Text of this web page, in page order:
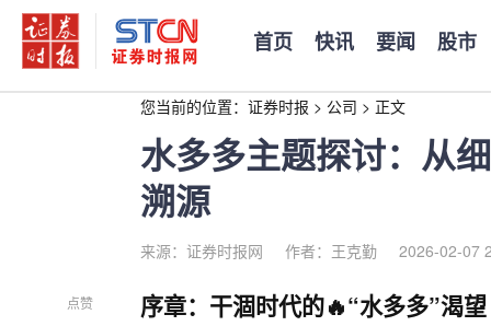
首页 快讯 要闻 股市
您当前的位置： 证券时报 > 公司 > 正文
水多多主题探讨：从
溯源
来源：证券时报网 作者：王克勤 2026-02-07
点赞 序章：干涸时代的🔥“水多多”渴望